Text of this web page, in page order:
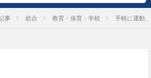
事 総合 教育・保育・学校 手軽に運動